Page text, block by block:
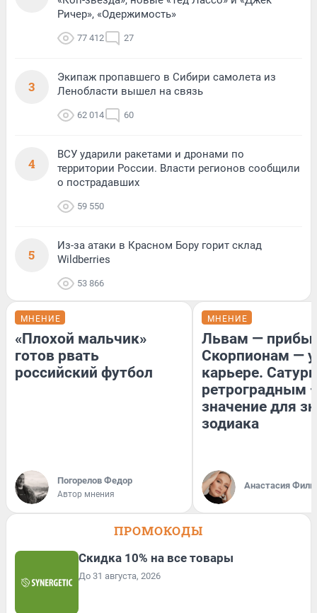
Ричер», «Одержимость»
77 412 27
3
Экипаж пропавшего в Сибири самолета из
Ленобласти вышел на связь
62 014 60
4
ВСУ ударили ракетами и дронами по
территории России. Власти регионов сообщили
о пострадавших
59 550
5
Из-за атаки в Красном Бору горит склад
Wildberries
53 866
МНЕНИЕ
«Плохой мальчик»
готов рвать
российский футбол
Погорелов Федор
Автор мнения
МНЕНИЕ
Львам —
Скорпионам —
карьере.
ретроградным
значение для
зодиака
Анастасия
ПРОМОКОДЫ
Скидка 10% на все товары
До 31 августа, 2026